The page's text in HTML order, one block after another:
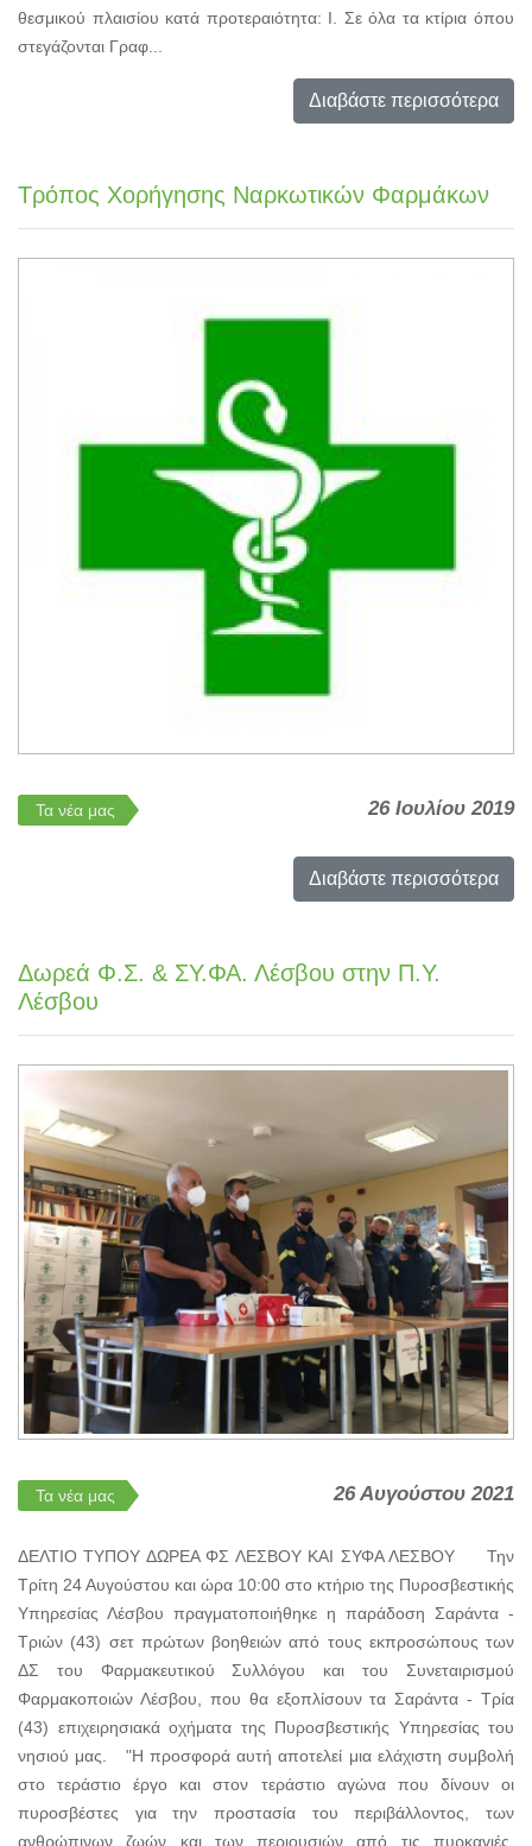
θεσμικού πλαισίου κατά προτεραιότητα: Ι. Σε όλα τα κτίρια όπου
στεγάζονται Γραφ...
Διαβάστε περισσότερα
Τρόπος Χορήγησης Ναρκωτικών Φαρμάκων
Τα νέα μας 26 Ιουλίου 2019
Διαβάστε περισσότερα
Δωρεά Φ.Σ. & ΣΥ.ΦΑ. Λέσβου στην Π.Υ.
Λέσβου
Τα νέα μας 26 Αυγούστου 2021
ΔΕΛΤΙΟ ΤΥΠΟΥ ΔΩΡΕΑ ΦΣ ΛΕΣΒΟΥ ΚΑΙ ΣΥΦΑ ΛΕΣΒΟΥ Την
Τρίτη 24 Αυγούστου και ώρα 10:00 στο κτήριο της Πυροσβεστικής
Υπηρεσίας Λέσβου πραγματοποιήθηκε η παράδοση Σαράντα -
Τριών (43) σετ πρώτων βοηθειών από τους εκπροσώπους των
ΔΣ του Φαρμακευτικού Συλλόγου και του Συνεταιρισμού
Φαρμακοποιών Λέσβου, που θα εξοπλίσουν τα Σαράντα - Τρία
(43) επιχειρησιακά οχήματα της Πυροσβεστικής Υπηρεσίας του
νησιού μας. "Η προσφορά αυτή αποτελεί μια ελάχιστη συμβολή
στο τεράστιο έργο και στον τεράστιο αγώνα που δίνουν οι
πυροσβέστες για την προστασία του περιβάλλοντος, των
ανθρώπινων ζωών και των περιουσιών από τις πυρκαγιές.